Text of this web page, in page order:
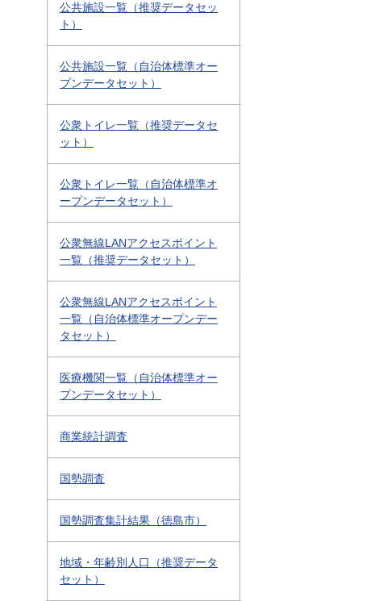
公共施設一覧（推奨データセッ
ト）
公共施設一覧（自治体標準オー
プンデータセット）
公衆トイレ一覧（推奨データセ
ット）
公衆トイレ一覧（自治体標準オ
ープンデータセット）
公衆無線LANアクセスポイント
一覧（推奨データセット）
公衆無線LANアクセスポイント
一覧（自治体標準オープンデー
タセット）
医療機関一覧（自治体標準オー
プンデータセット）
商業統計調査
国勢調査
国勢調査集計結果（徳島市）
地域・年齢別人口（推奨データ
セット）